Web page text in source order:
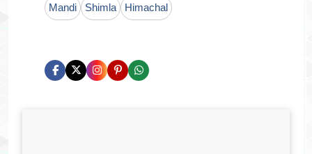
Mandi Shimla Himachal